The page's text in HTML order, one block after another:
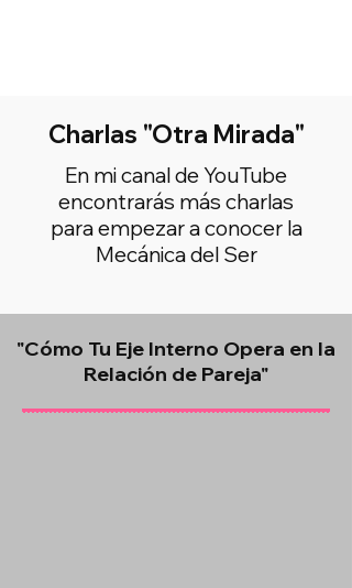
Charlas "Otra Mirada"
En mi canal de YouTube
encontrarás más charlas
para empezar a conocer la
Mecánica del Ser
"Cómo Tu Eje Interno Opera en la
Relación de Pareja"